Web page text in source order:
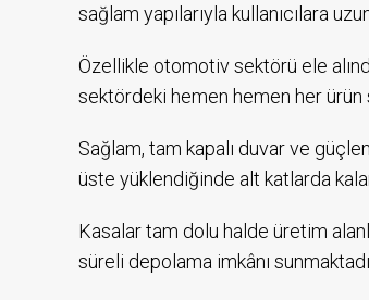
sağlam yapılarıyla kullanıcılara
Özellikle otomotiv sektörü ele
sektördeki hemen hemen her ürün
Sağlam, tam kapalı duvar ve
üste yüklendiğinde alt katlarda
Kasalar tam dolu halde üretim
süreli depolama imkânı